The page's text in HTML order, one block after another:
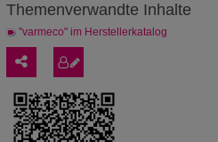
Themenverwandte Inhalte
"varmeco" im Herstellerkatalog